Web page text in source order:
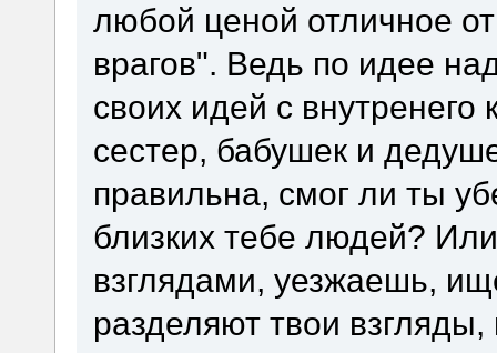
любой ценой отличное
врагов". Ведь по идее
своих идей с внутренего
сестер, бабушек и
правильна, смог ли ты
близких тебе людей?
взглядами, уезжаешь,
разделяют твои